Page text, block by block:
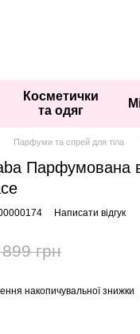
Косметички
та одяг
Парфуми та спрей для тіла
Написати відгук
грн
накопичувальної знижки